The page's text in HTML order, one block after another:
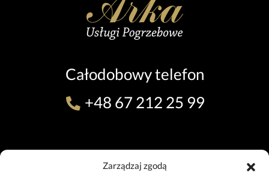
Zarządzaj zgodą
Całodobowy telefon
+48 67 212 25 99
ul. 11 Listopada 7, 64-920 Piła